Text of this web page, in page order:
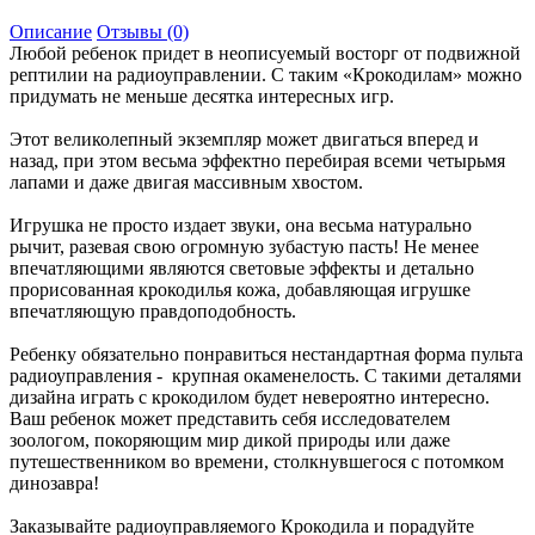
Описание Отзывы (0)
Любой ребенок придет в неописуемый восторг от подвижной
рептилии на радиоуправлении. С таким «Крокодилам» можно
придумать не меньше десятка интересных игр.
Этот великолепный экземпляр может двигаться вперед и
назад, при этом весьма эффектно перебирая всеми четырьмя
лапами и даже двигая массивным хвостом.
Игрушка не просто издает звуки, она весьма натурально
рычит, разевая свою огромную зубастую пасть! Не менее
впечатляющими являются световые эффекты и детально
прорисованная крокодилья кожа, добавляющая игрушке
впечатляющую правдоподобность.
Ребенку обязательно понравиться нестандартная форма пульта
радиоуправления - крупная окаменелость. С такими деталями
дизайна играть с крокодилом будет невероятно интересно.
Ваш ребенок может представить себя исследователем
зоологом, покоряющим мир дикой природы или даже
путешественником во времени, столкнувшегося с потомком
динозавра!
Заказывайте радиоуправляемого Крокодила и порадуйте